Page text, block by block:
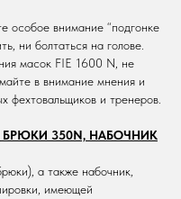
особое внимание “подгонке
ни болтаться на голове.
масок FIE 1600 N, не
в внимание мнения и
фехтовальщиков и тренеров.
БРЮКИ 350N, НАБОЧНИК
а также набочник,
имеющей